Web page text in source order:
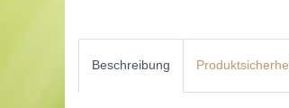
Beschreibung